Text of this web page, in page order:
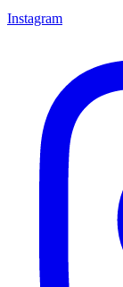
Instagram